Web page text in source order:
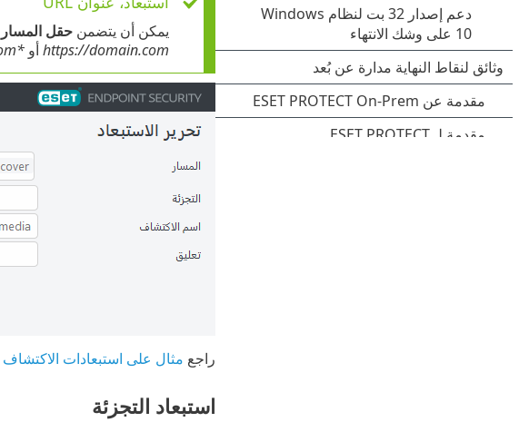
يمكن أن يتضمن حقل المسار
https://domain.comأو *domain.com*
راجع مثال على استبعادات الاكتشاف
استبعاد التجزئة